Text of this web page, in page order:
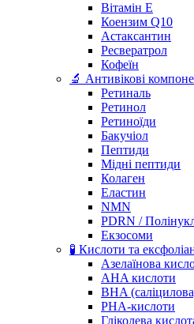
Вітамін Е
Коензим Q10
Астаксантин
Ресвератрол
Кофеїн
🔬 Антивікові
Ретиналь
Ретинол
Ретиноїди
Бакучіол
Пептиди
Мідні пептиди
Колаген
Еластин
NMN
PDRN /
Екзосоми
🧪 Кислоти та
Азелаїнова
AHA кислоти
BHA
PHA-кислоти
Гліколева